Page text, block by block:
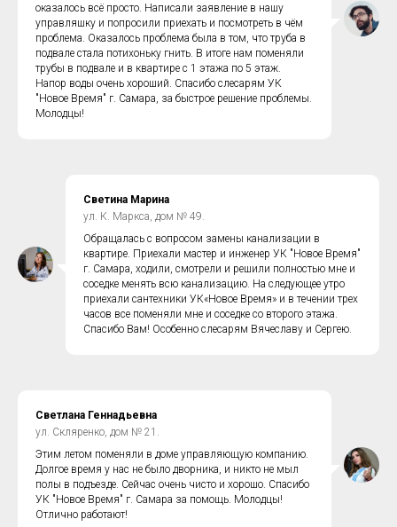
оказалось всё просто. Написали заявление в нашу
управляшку и попросили приехать и посмотреть в чём
проблема. Оказалось проблема была в том, что труба в
подвале стала потихоньку гнить. В итоге нам поменяли
трубы в подвале и в квартире с 1 этажа по 5 этаж.
Напор воды очень хороший. Спасибо слесарям УК
"Новое Время" г. Самара, за быстрое решение проблемы.
Молодцы!
Светина Марина
ул. К. Маркса, дом № 49.
Обращалась с вопросом замены канализации в
квартире. Приехали мастер и инженер УК "Новое Время"
г. Самара, ходили, смотрели и решили полностью мне и
соседке менять всю канализацию. На следующее утро
приехали сантехники УК«Новое Время» и в течении трех
часов все поменяли мне и соседке со второго этажа.
Спасибо Вам! Особенно слесарям Вячеславу и Сергею.
Светлана Геннадьевна
ул. Скляренко, дом № 21.
Этим летом поменяли в доме управляющую компанию.
Долгое время у нас не было дворника, и никто не мыл
полы в подъезде. Сейчас очень чисто и хорошо. Спасибо
УК "Новое Время" г. Самара за помощь. Молодцы!
Отлично работают!